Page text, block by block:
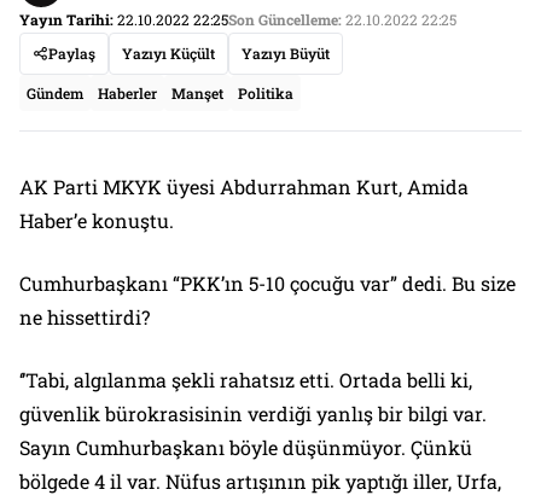
Yayın Tarihi:22.10.2022 22:25Son Güncelleme:22.10.2022 22:25
Paylaş
Yazıyı Küçült Yazıyı Büyüt
Gündem Haberler Manşet Politika
AK Parti MKYK üyesi Abdurrahman Kurt, Amida
Haber’e konuştu.
Cumhurbaşkanı “PKK’ın 5-10 çocuğu var” dedi. Bu size
ne hissettirdi?
‘’Tabi, algılanma şekli rahatsız etti. Ortada belli ki,
güvenlik bürokrasisinin verdiği yanlış bir bilgi var.
Sayın Cumhurbaşkanı böyle düşünmüyor. Çünkü
bölgede 4 il var. Nüfus artışının pik yaptığı iller, Urfa,